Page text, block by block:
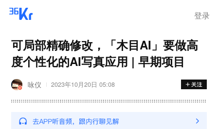
登录
可局部精确修改，「木目AI」要做高
度个性化的AI写真应用 | 早期项目
咏仪 2023年10月20日 05:08